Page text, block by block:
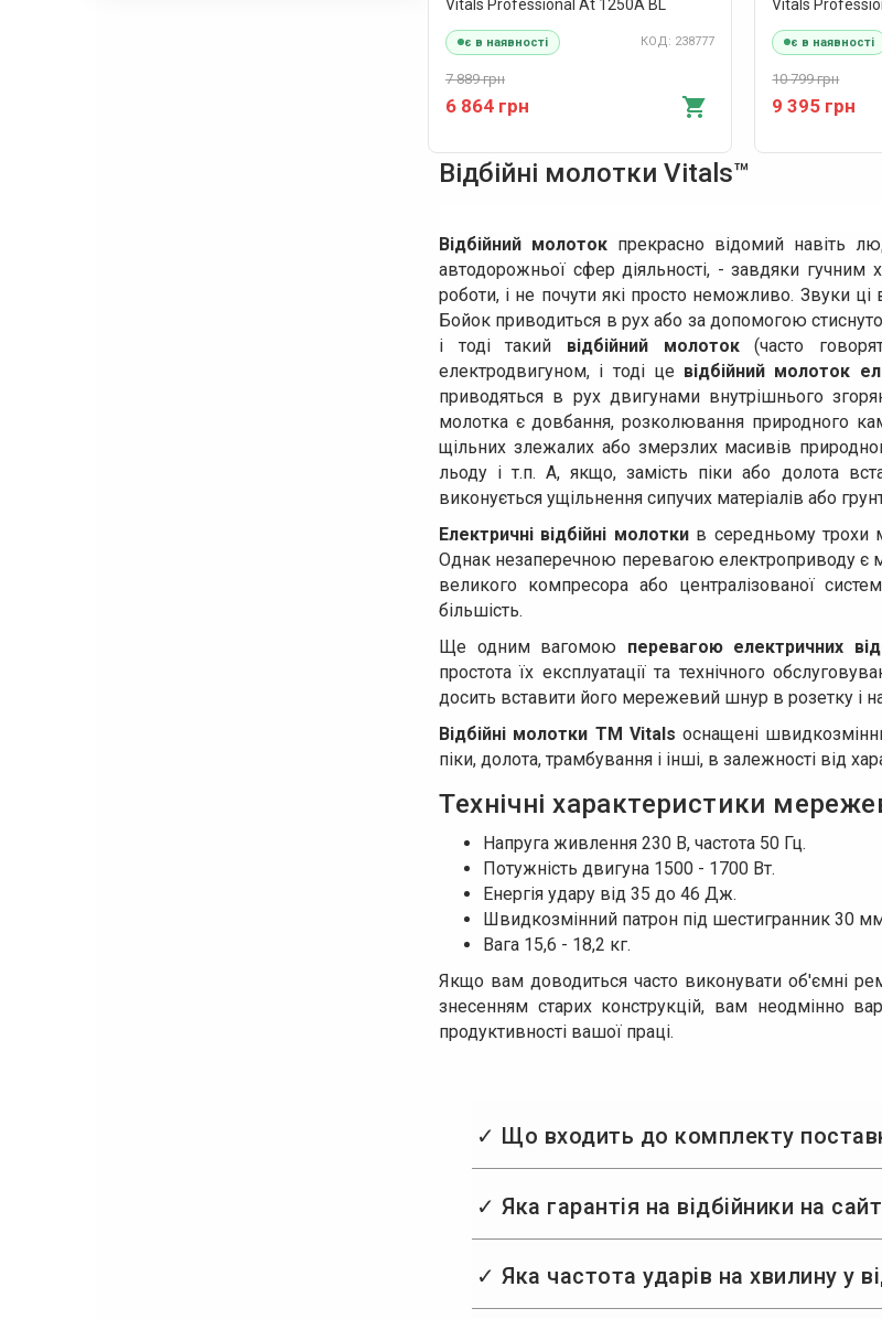
Vitals Professional At 1250A BL
є в наявності КОД: 238777
7 889 грн
6 864 грн
Vitals
є в наявності
10 799 грн
9 395 грн
Відбійні молотки Vitals™
Відбійний молоток прекрасно відомий навіть
автодорожньої сфер діяльності, - завдяки гучним
роботи, і не почути які просто неможливо. Звуки ці
Бойок приводиться в рух або за допомогою
і тоді такий відбійний молоток(часто
електродвигуном, і тоді це відбійний молоток
приводяться в рух двигунами внутрішнього
молотка є довбання, розколювання природного
щільних злежалих або змерзлих масивів
льоду і т.п. А, якщо, замість піки або долота
виконується ущільнення сипучих матеріалів або
Електричні відбійні молоткив середньому трохи
Однак незаперечною перевагою електроприводу є
великого компресора або централізованої
більшість.
Ще одним вагомою перевагою електричних
простота їх експлуатації та технічного
досить вставити його мережевий шнур в розетку і
Відбійні молотки ТМ Vitals оснащені
піки, долота, трамбування і інші, в залежності від
Технічні характеристики
Напруга живлення 230 В, частота 50 Гц.
Потужність двигуна 1500 - 1700 Вт.
Енергія удару від 35 до 46 Дж.
Швидкозмінний патрон під шестигранник 30
Вага 15,6 - 18,2 кг.
Якщо вам доводиться часто виконувати об'ємні
знесенням старих конструкцій, вам неодмінно
продуктивності вашої праці.
✓ Що входить до комплекту
✓ Яка гарантія на відбійники на
✓ Яка частота ударів на хвилину у